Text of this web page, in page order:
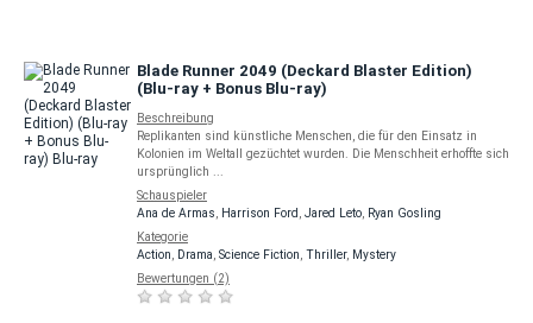
Blade Runner 2049 (Deckard Blaster Edition)
(Blu-ray + Bonus Blu-ray)
Beschreibung
Replikanten sind künstliche Menschen, die für den Einsatz in
Kolonien im Weltall gezüchtet wurden. Die Menschheit erhoffte sich
ursprünglich ...
Schauspieler
Ana de Armas
Harrison Ford Jared Leto
Ryan Gosling
Kategorie
Action
Drama Science Fiction Thriller, Mystery
Bewertungen (2)